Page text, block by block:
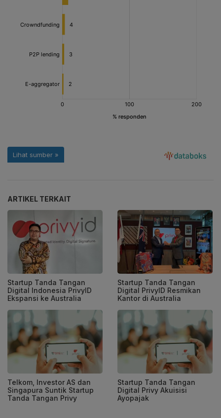
ARTIKEL TERKAIT
Startup Tanda Tangan
Digital Indonesia PrivyID
Ekspansi ke Australia
Startup Tanda Tangan
Digital PrivyID Resmikan
Kantor di Australia
Telkom, Investor AS dan
Singapura Suntik Startup
Tanda Tangan Privy
Startup Tanda Tangan
Digital Privy Akuisisi
Ayopajak